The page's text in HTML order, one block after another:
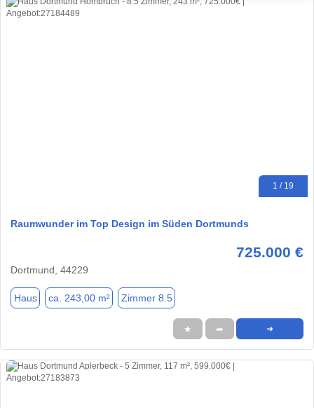
1 / 19
Raumwunder im Top Design im Süden Dortmunds
725.000 €
Dortmund, 44229
Haus ca. 243,00 m² Zimmer 8.5
★ ➦ ➜